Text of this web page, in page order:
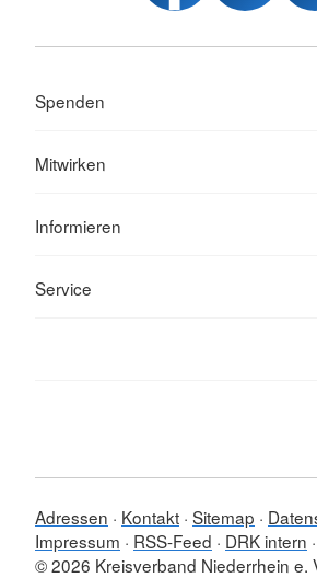
Spenden
Mitwirken
Informieren
Service
Adressen Kontakt Sitemap
Impressum
RSS-Feed
DRK intern
© 2026 Kreisverband Niederrhein e.